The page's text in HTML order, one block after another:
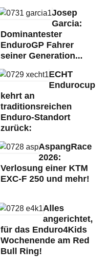
Josep
Garcia:
Dominantester
EnduroGP Fahrer
seiner Generation...
ECHT
Endurocup
kehrt an
traditionsreichen
Enduro-Standort
zurück:
AspangRace
2026:
Verlosung einer KTM
EXC-F 250 und mehr!
Alles
angerichtet,
für das Enduro4Kids
Wochenende am Red
Bull Ring!